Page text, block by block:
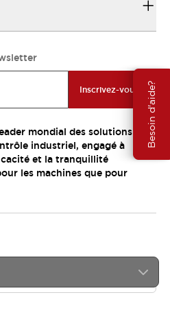
Besoin d'aide?
Inscrivez-vous
mondial des solutions
industriel, engagé à
et la tranquillité
les machines que pour